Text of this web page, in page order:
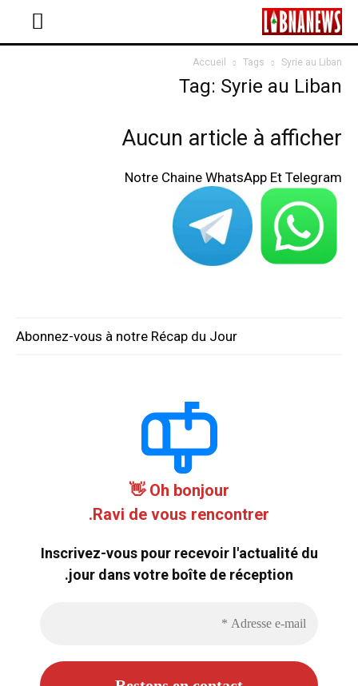
Accueil Tags Syrie au Liban
Tag: Syrie au Liban
Aucun article à afficher
Notre Chaine WhatsApp Et Telegram
Abonnez-vous à notre Récap du Jour
Oh bonjour 👋
Ravi de vous rencontrer.
Inscrivez-vous pour recevoir l'actualité du
jour dans votre boîte de réception.